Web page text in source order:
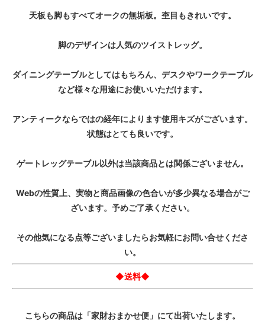
天板も脚もすべてオークの無垢板。杢目もきれいです。
脚のデザインは人気のツイストレッグ。
ダイニングテーブルとしてはもちろん、デスクやワークテーブル
など様々な用途にお使いいただけます。
アンティークならではの経年によります使用キズがございます。
状態はとても良いです。
ゲートレッグテーブル以外は当該商品とは関係ございません。
Webの性質上、実物と商品画像の色合いが多少異なる場合がご
ざいます。予めご了承ください。
その他気になる点等ございましたらお気軽にお問い合せくださ
い。
◆送料◆
こちらの商品は「家財おまかせ便」にて出荷いたします。